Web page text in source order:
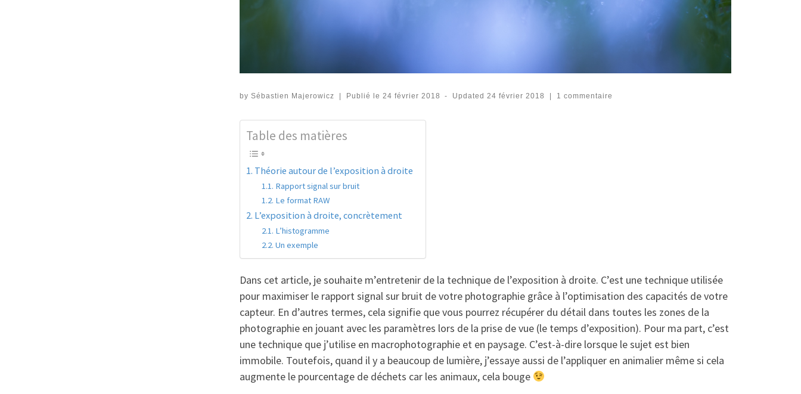
by Sébastien Majerowicz | Publié le 24 février 2018 - Updated 24 février 2018 | 1 commentaire
Table des matières
Théorie autour de l’exposition à droite
Rapport signal sur bruit
Le format RAW
L’exposition à droite, concrètement
L’histogramme
Un exemple
Dans cet article, je souhaite m’entretenir de la technique de l’exposition à droite. C’est une technique utilisée
pour maximiser le rapport signal sur bruit de votre photographie grâce à l’optimisation des capacités de votre
capteur. En d’autres termes, cela signifie que vous pourrez récupérer du détail dans toutes les zones de la
photographie en jouant avec les paramètres lors de la prise de vue (le temps d’exposition). Pour ma part, c’est
une technique que j’utilise en macrophotographie et en paysage. C’est-à-dire lorsque le sujet est bien
immobile. Toutefois, quand il y a beaucoup de lumière, j’essaye aussi de l’appliquer en animalier même si cela
augmente le pourcentage de déchets car les animaux, cela bouge